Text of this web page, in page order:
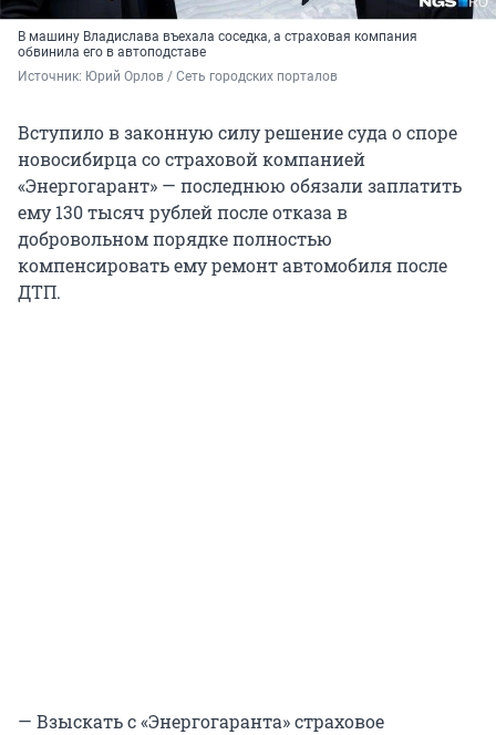
В машину Владислава въехала соседка, а страховая компания
обвинила его в автоподставе
Источник: Юрий Орлов / Сеть городских порталов
Вступило в законную силу решение суда о споре
новосибирца со страховой компанией
«Энергогарант» — последнюю обязали заплатить
ему 130 тысяч рублей после отказа в
добровольном порядке полностью
компенсировать ему ремонт автомобиля после
ДТП.
— Взыскать с «Энергогаранта» страховое